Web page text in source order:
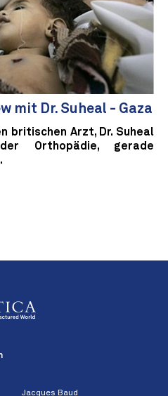
mit Dr. Suheal - Gaza
britischen Arzt, Dr. Suheal
Orthopädie, gerade
Jacques Baud